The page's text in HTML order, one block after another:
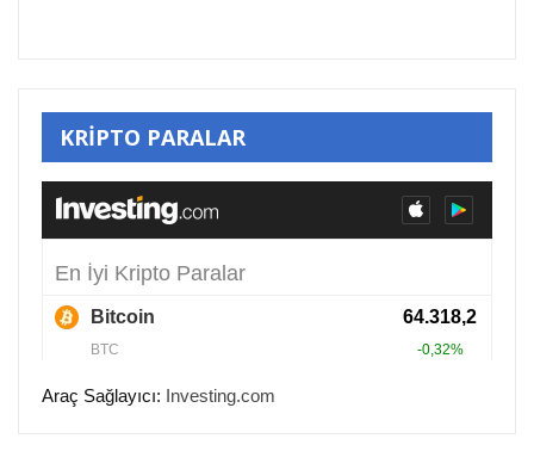
KRİPTO PARALAR
Araç Sağlayıcı: Investing.com